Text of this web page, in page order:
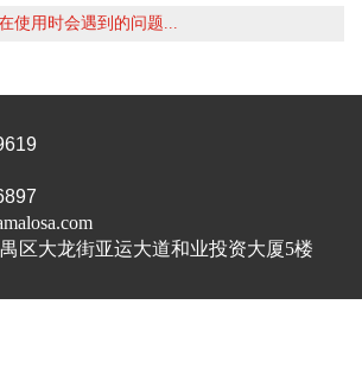
使用时会遇到的问题...
区大龙街亚运大道和业投资大厦5楼